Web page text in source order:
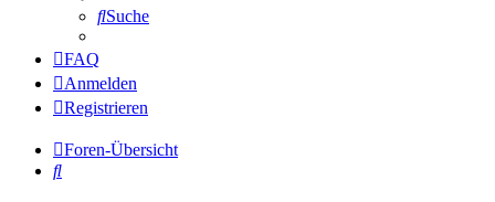
Suche
FAQ
Anmelden
Registrieren
Foren-Übersicht
Suche